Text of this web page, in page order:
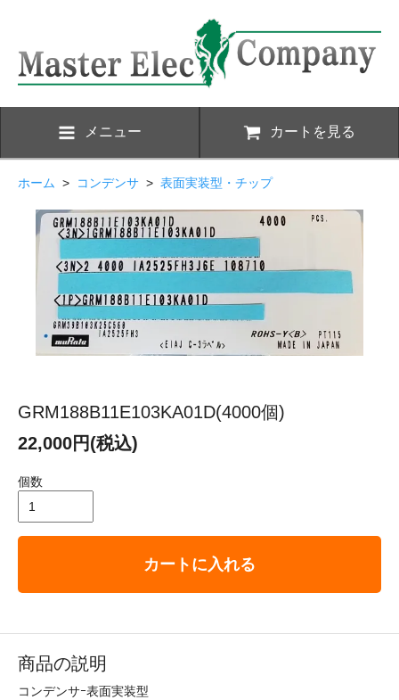
メニュー カートを見る
ホーム > コンデンサ > 表面実装型・チップ
GRM188B11E103KA01D(4000個)
22,000円(税込)
個数
カートに入れる
商品の説明
コンデンサｰ表面実装型